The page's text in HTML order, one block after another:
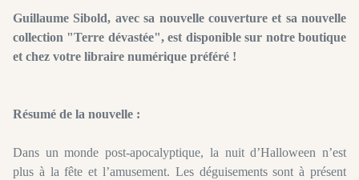
Guillaume Sibold, avec sa nouvelle couverture et sa nouvelle
collection "Terre dévastée", est disponible sur notre boutique
et chez votre libraire numérique préféré !
Résumé de la nouvelle :
Dans un monde post-apocalyptique, la nuit d’Halloween n’est
plus à la fête et l’amusement. Les déguisements sont à présent